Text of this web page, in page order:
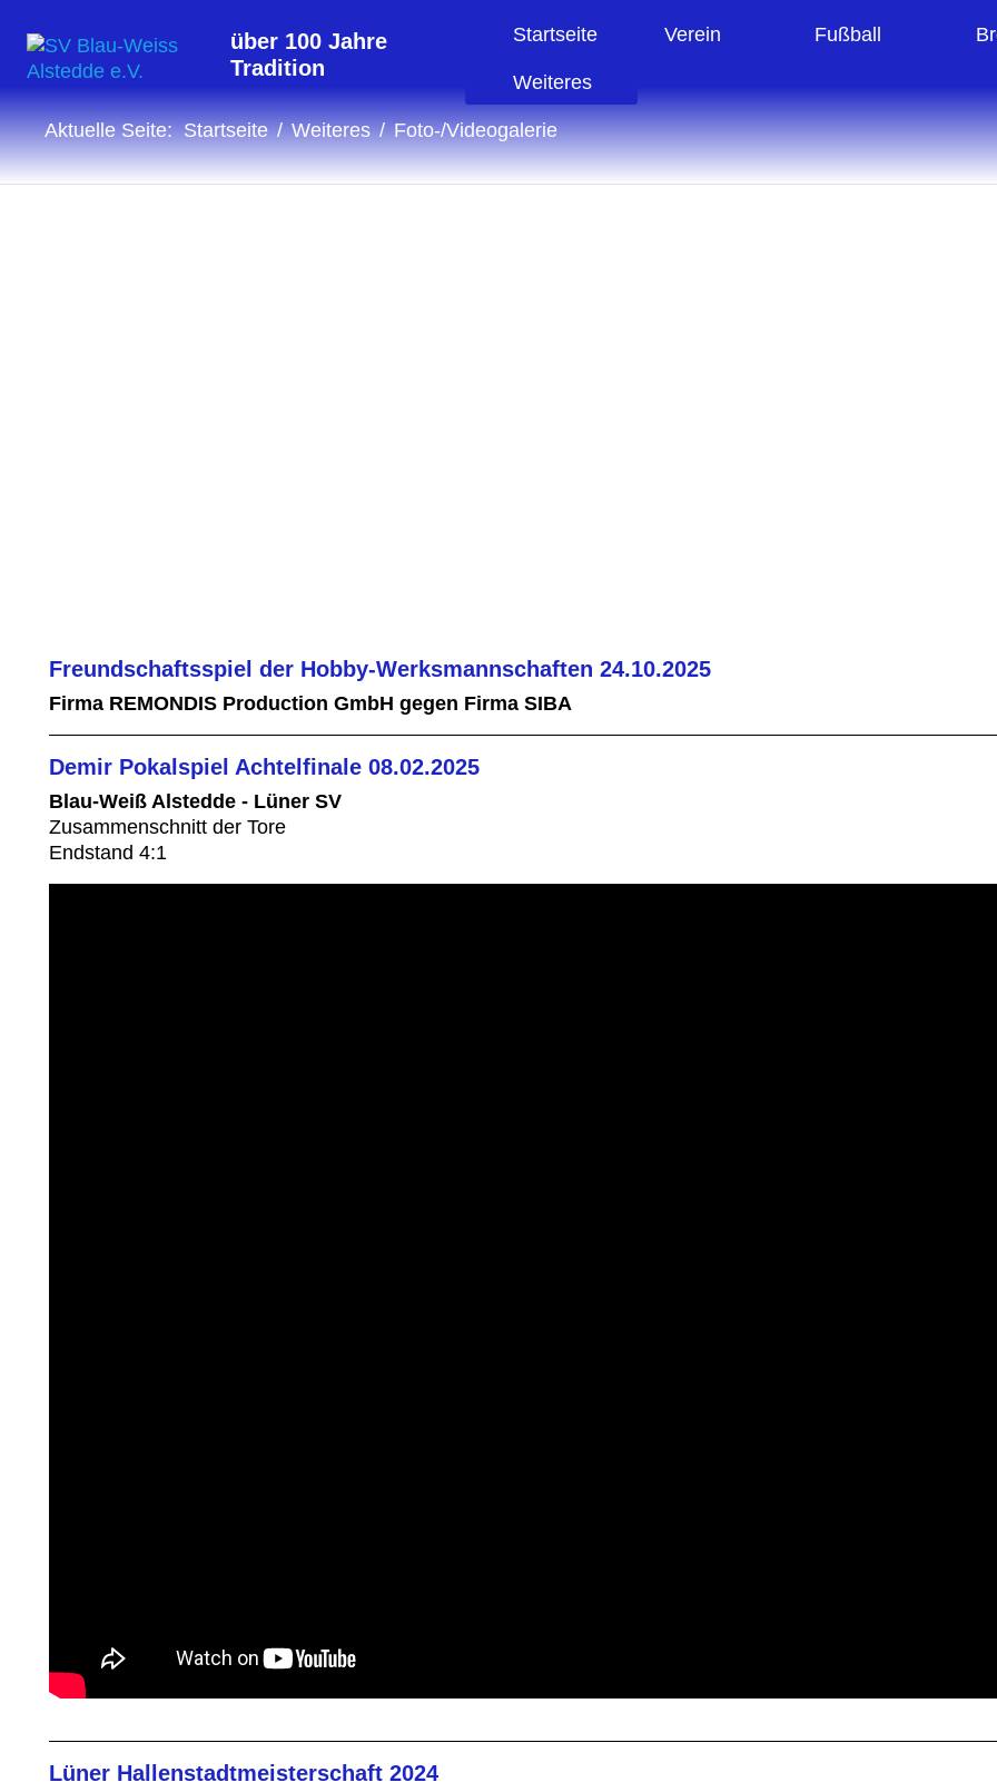
über 100 Jahre
Tradition
Startseite Verein Fußball
Weiteres
Aktuelle Seite:Startseite Weiteres Foto-/Videogalerie
Freundschaftsspiel der Hobby-Werksmannschaften 24.10.2025
Firma REMONDIS Production GmbH gegen Firma SIBA
Demir Pokalspiel Achtelfinale 08.02.2025
Blau-Weiß Alstedde - Lüner SV
Zusammenschnitt der Tore
Endstand 4:1
Lüner Hallenstadtmeisterschaft 2024